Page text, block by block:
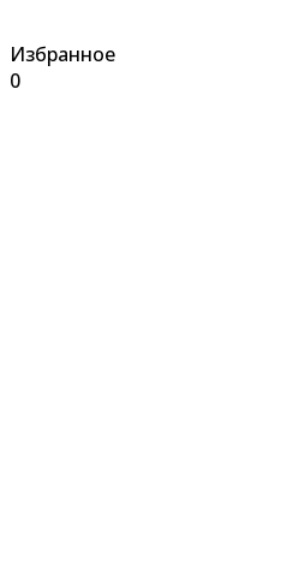
Избранное
0